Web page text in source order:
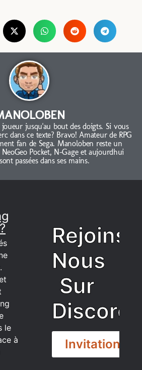
joueur jusqu'au bout des doigts. Si vous
dans ce texte? Bravo! Amateur de RPG
fan de Sega. Manoloben reste un
Pocket, N-Gage et aujourdhui
passées dans ses mains.
le
à
Rejoins
Nous
Sur
Discord
Invitation